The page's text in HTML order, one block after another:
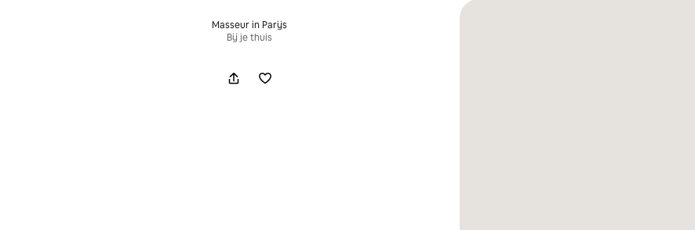
Masseur in Parijs
Bij je thuis